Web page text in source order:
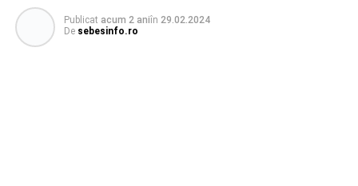
Publicat acum 2 aniîn 29.02.2024
De sebesinfo.ro